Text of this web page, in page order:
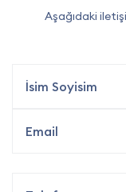
Aşağıdaki